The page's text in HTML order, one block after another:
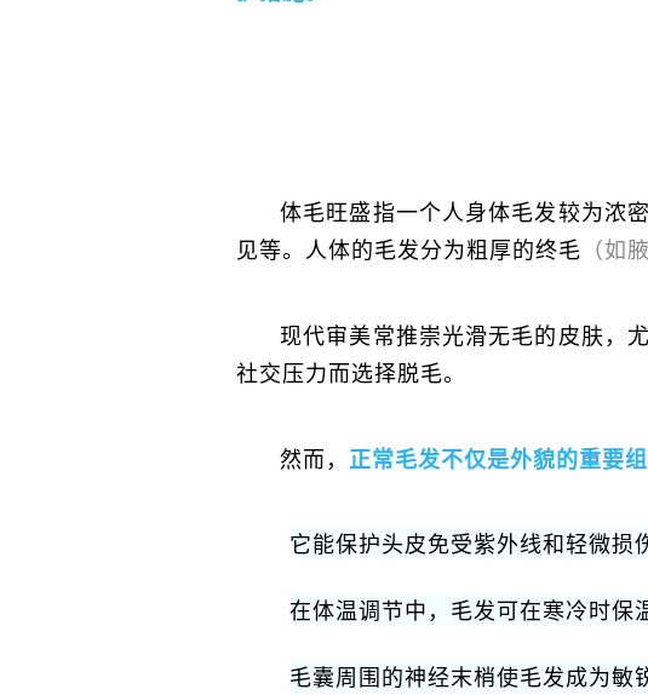
体毛旺盛指一个人身体毛发较为浓
见等。人体的毛发分为粗厚的终毛 （如
现代审美常推崇光滑无毛的皮肤，
社交压力而选择脱毛。
然而， 正常毛发不仅是外貌的重要
它能保护头皮免受紫外线和轻微损
在体温调节中，毛发可在寒冷时保
毛囊周围的神经末梢使毛发成为敏